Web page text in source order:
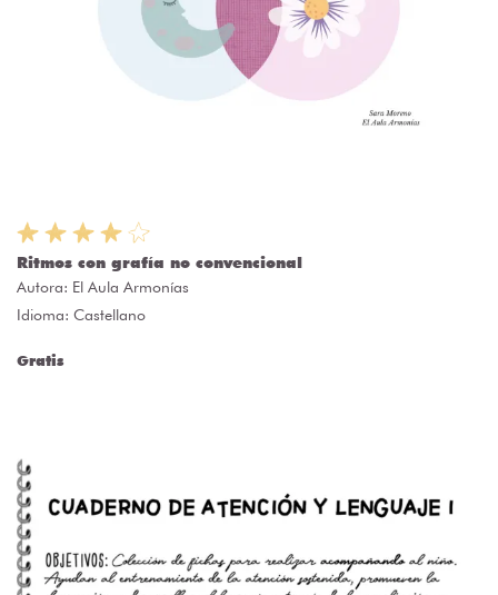
Ritmos con grafía no convencional
Autora: El Aula Armonías
Idioma: Castellano
Gratis